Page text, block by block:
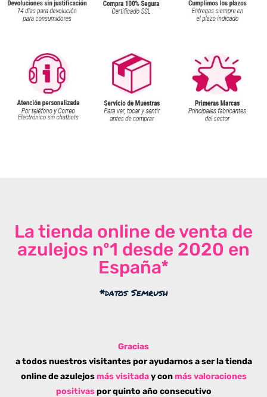
La tienda online de venta de
azulejos nº1 desde 2020 en
España*
*datos Semrush
Gracias
a todos nuestros visitantes por ayudarnos a ser la tienda
online de azulejos más visitaday conmás valoraciones
positivaspor quinto año consecutivo